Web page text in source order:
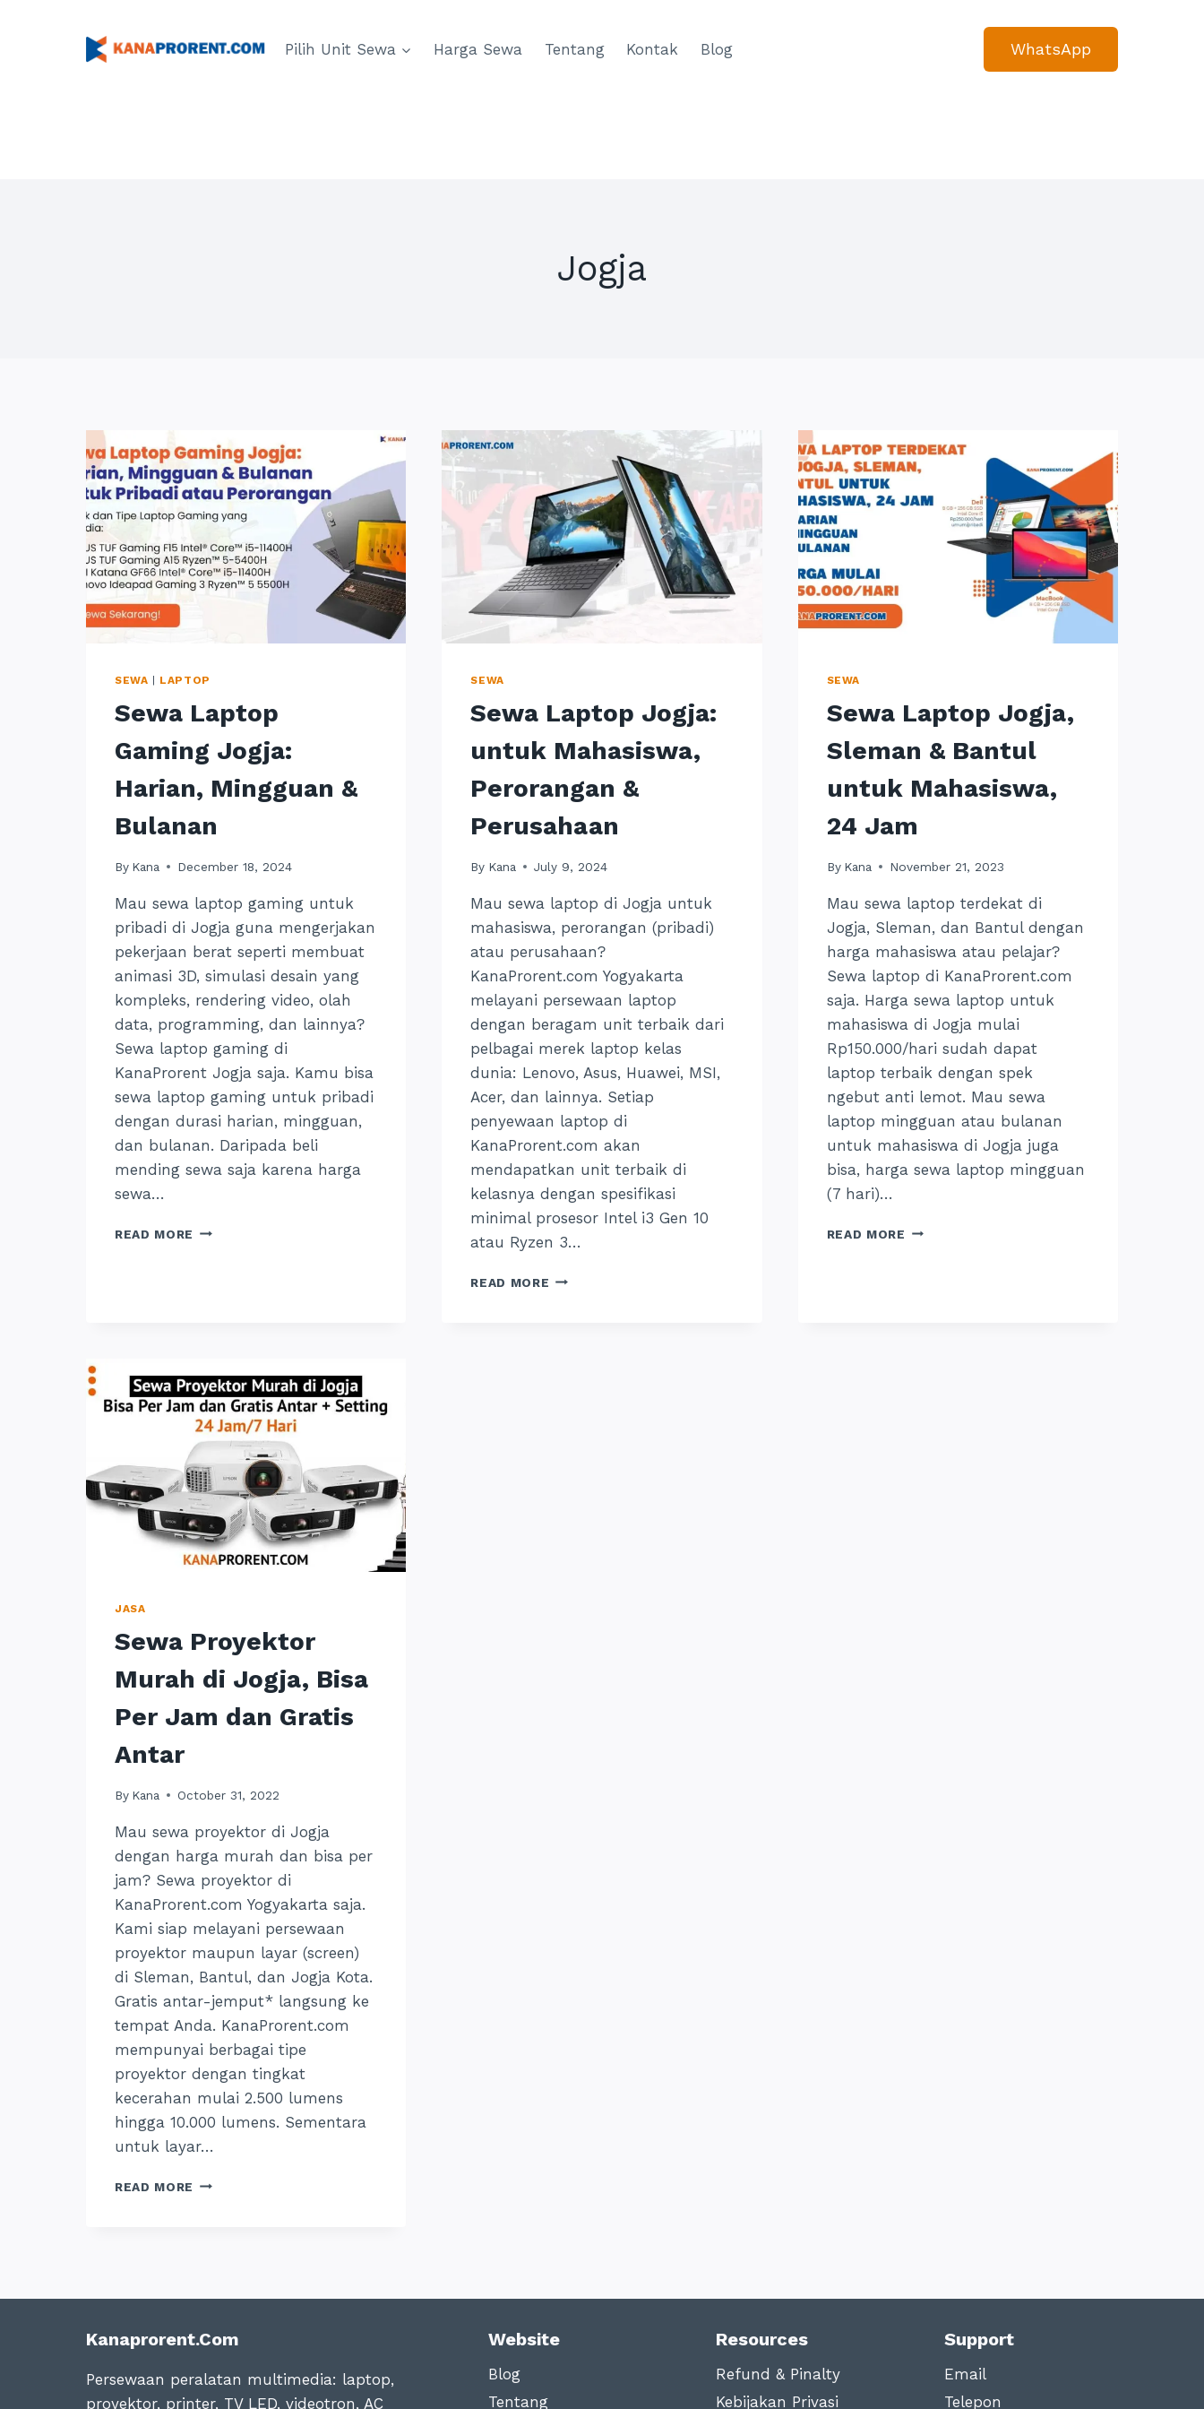
Pilih Unit Sewa Harga Sewa Tentang Kontak Blog WhatsApp
Jogja
SEWA LAPTOP
Sewa Laptop
Gaming Jogja:
Harian, Mingguan &
Bulanan
By Kana December 18, 2024
Mau sewa laptop gaming untuk
pribadi di Jogja guna mengerjakan
pekerjaan berat seperti membuat
animasi 3D, simulasi desain yang
kompleks, rendering video, olah
data, programming, dan lainnya?
Sewa laptop gaming di
KanaProrent Jogja saja. Kamu bisa
sewa laptop gaming untuk pribadi
dengan durasi harian, mingguan,
dan bulanan. Daripada beli
mending sewa saja karena harga
sewa…
READ MORE SEWA
SEWA
Sewa Laptop Jogja:
untuk Mahasiswa,
Perorangan &
Perusahaan
By Kana July 9, 2024
Mau sewa laptop di Jogja untuk
mahasiswa, perorangan (pribadi)
atau perusahaan?
KanaProrent.com Yogyakarta
melayani persewaan laptop
dengan beragam unit terbaik dari
pelbagai merek laptop kelas
dunia: Lenovo, Asus, Huawei, MSI,
Acer, dan lainnya. Setiap
penyewaan laptop di
KanaProrent.com akan
mendapatkan unit terbaik di
kelasnya dengan spesifikasi
minimal prosesor Intel i3 Gen 10
atau Ryzen 3…
READ MORE SEWA
SEWA
Sewa Laptop Jogja,
Sleman & Bantul
untuk Mahasiswa,
24 Jam
By Kana November 21, 2023
Mau sewa laptop terdekat di
Jogja, Sleman, dan Bantul dengan
harga mahasiswa atau pelajar?
Sewa laptop di KanaProrent.com
saja. Harga sewa laptop untuk
mahasiswa di Jogja mulai
Rp150.000/hari sudah dapat
laptop terbaik dengan spek
ngebut anti lemot. Mau sewa
laptop mingguan atau bulanan
untuk mahasiswa di Jogja juga
bisa, harga sewa laptop mingguan
(7 hari)…
READ MORE SEWA
JASA
Sewa Proyektor
Murah di Jogja, Bisa
Per Jam dan Gratis
Antar
By Kana October 31, 2022
Mau sewa proyektor di Jogja
dengan harga murah dan bisa per
jam? Sewa proyektor di
KanaProrent.com Yogyakarta saja.
Kami siap melayani persewaan
proyektor maupun layar (screen)
di Sleman, Bantul, dan Jogja Kota.
Gratis antar-jemput* langsung ke
tempat Anda. KanaProrent.com
mempunyai berbagai tipe
proyektor dengan tingkat
kecerahan mulai 2.500 lumens
hingga 10.000 lumens. Sementara
untuk layar…
READ MORE SEWA
DAN
ANTAR
Kanaprorent.com
Persewaan peralatan multimedia: laptop,
proyektor, printer, TV LED, videotron, AC
Website
Blog
Tentang
Resources
Refund & Pinalty
Kebijakan Privasi
Support
Email
Telepon